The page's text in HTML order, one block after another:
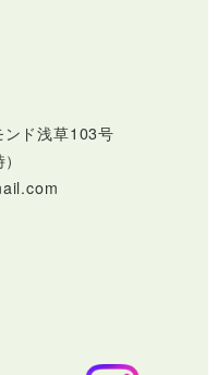
ド浅草103号